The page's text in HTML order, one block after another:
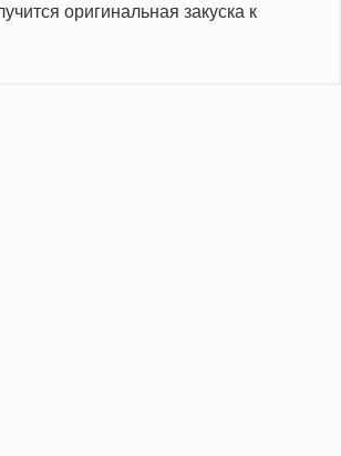
оригинальная закуска к